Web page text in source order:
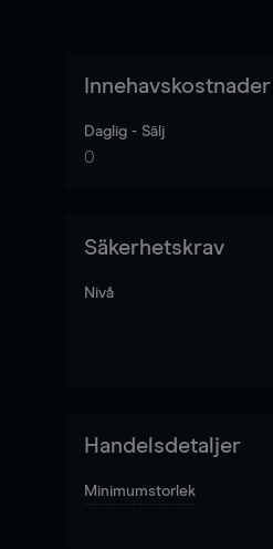
Innehavskostnader
Daglig - Sälj
0
Säkerhetskrav
Nivå
Handelsdetaljer
Minimumstorlek